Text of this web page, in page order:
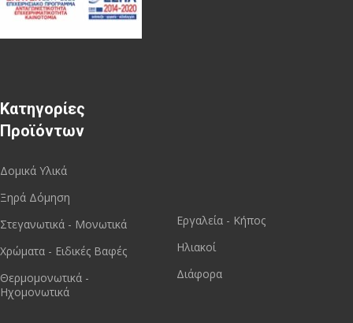
Κατηγορίες
Προϊόντων
Δομικά Υλικά
Ξηρά Δόμηση
Στεγανωτικά - Μονωτικά
Χρώματα - Ειδικές Βαφές
Θερμομονωτικά -
Ηχομονωτικά
Εργαλεία - Κήπος
Ηλιακοί
Διάφορα